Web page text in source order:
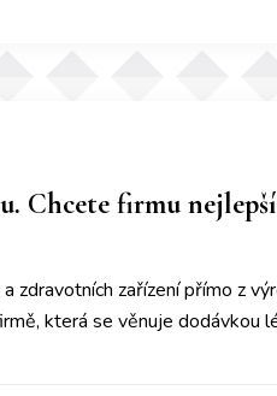
Chcete firmu
zdravotních zařízení přímo z
která se věnuje dodávkou